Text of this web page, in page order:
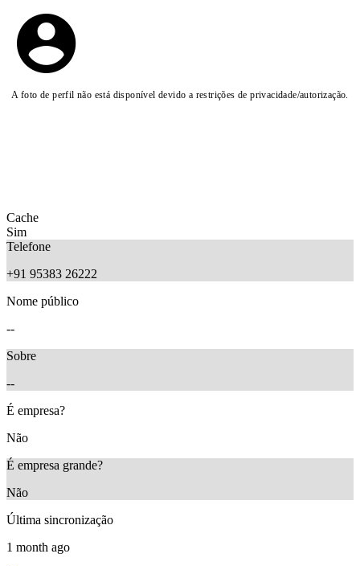
A foto de perfil não está disponível devido a restrições de privacidade/autorização.
Cache
Sim
Telefone
+91 95383 26222
Nome público
--
Sobre
--
É empresa?
Não
É empresa grande?
Não
Última sincronização
1 month ago